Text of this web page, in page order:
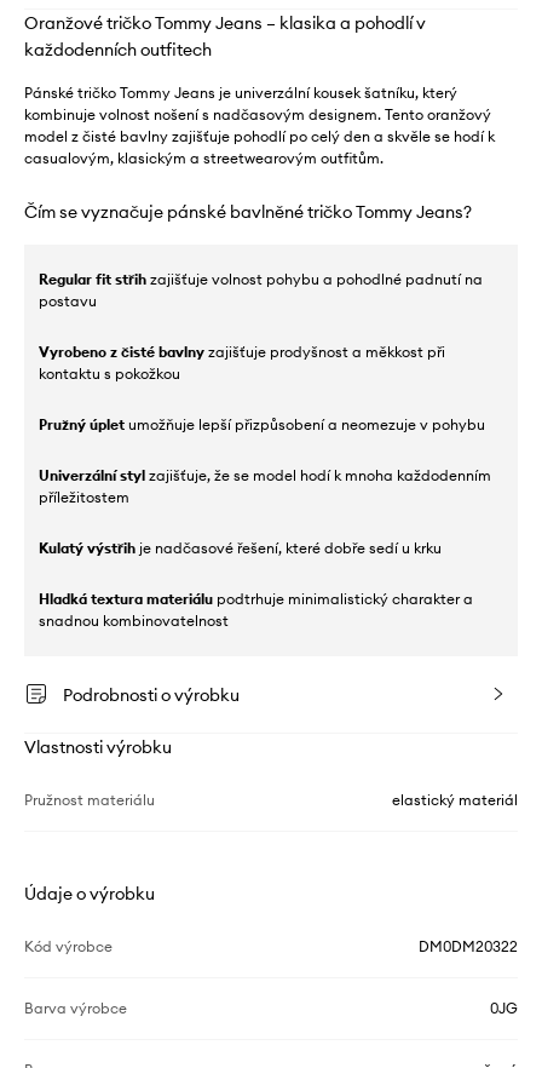
Oranžové tričko Tommy Jeans – klasika a pohodlí v
každodenních outfitech
Pánské tričko Tommy Jeans je univerzální kousek šatníku, který
kombinuje volnost nošení s nadčasovým designem. Tento oranžový
model z čisté bavlny zajišťuje pohodlí po celý den a skvěle se hodí k
casualovým, klasickým a streetwearovým outfitům.
Čím se vyznačuje pánské bavlněné tričko Tommy Jeans?
Regular fit střih zajišťuje volnost pohybu a pohodlné padnutí na
postavu
Vyrobeno z čisté bavlny zajišťuje prodyšnost a měkkost při
kontaktu s pokožkou
Pružný úplet umožňuje lepší přizpůsobení a neomezuje v pohybu
Univerzální styl zajišťuje, že se model hodí k mnoha každodenním
příležitostem
Kulatý výstřih je nadčasové řešení, které dobře sedí u krku
Hladká textura materiálu podtrhuje minimalistický charakter a
snadnou kombinovatelnost
Podrobnosti o výrobku
Vlastnosti výrobku
Pružnost materiálu elastický materiál
Údaje o výrobku
Kód výrobce DM0DM20322
Barva výrobce 0JG